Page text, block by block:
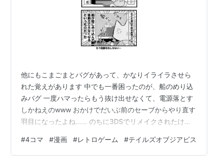
テイルズオブジアビス (ゲーム) 【ているずおぶじあびす
ナムコ（現・バンダイナムコゲームス）より2005年12
月15日発売されたプレイステーション2用RPG。
キャラクターデザインは藤島康介。テーマソングは
BUMP OF CHICKENの「カルマ」。
2011年6月30日にはニンテンドー3DS版が発売された。
たバグの修正やロード時間の短縮がなされている。
他にもこまごまとバグがあって、かなりイライラさせら
れた覚えがあります 中でも一番困ったのが、船のめり込
みバグ 一度ハマったらもう抜け出せなくて、電源落とす
しかねえのwww おかけでだいぶ前のセーブからやり直す
羽目になったよね…… のちに3DSでリメイクされたけ
はしなかったけど!! 面白かったから、いつかまたやって
みたくはある ランキング参加中ゲーム日記 ランキング参
#4コマ #漫画 #レトロゲーム #テイルズオブジアビス